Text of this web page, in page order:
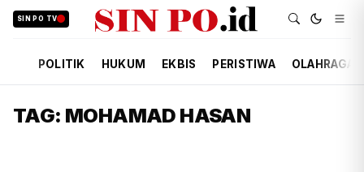
SIN PO TV
POLITIK HUKUM EKBIS PERISTIWA OLAHRAGA
TAG: MOHAMAD HASAN